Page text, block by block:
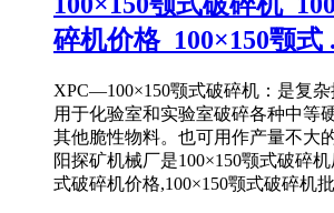
碎机价格_100×150颚式
XPC—100×150颚式破碎机：是复
用于化验室和实验室破碎各种中等
其他脆性物料。也可用作产量不大
阳探矿机械厂是100×150颚式破碎
式破碎机价格,100×150颚式破碎机